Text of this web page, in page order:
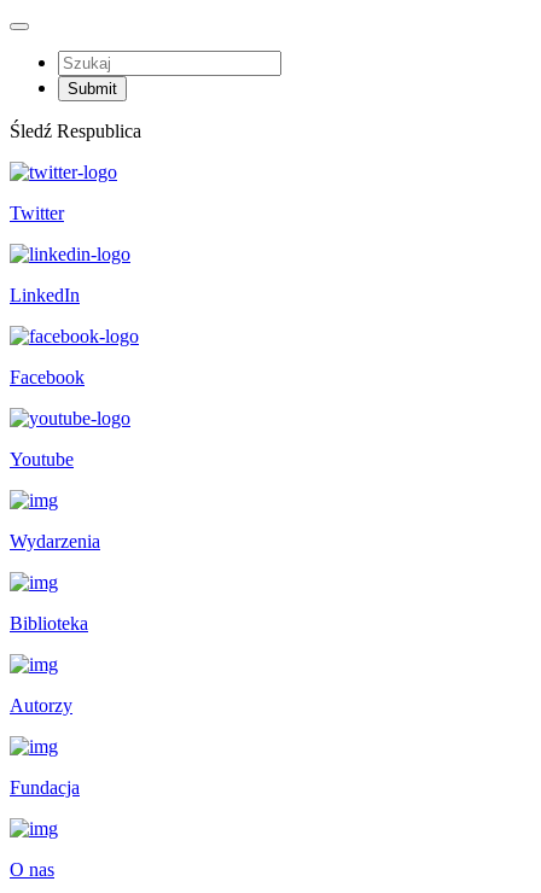
Śledź Respublica
Twitter
LinkedIn
Facebook
Youtube
Wydarzenia
Biblioteka
Autorzy
Fundacja
O nas